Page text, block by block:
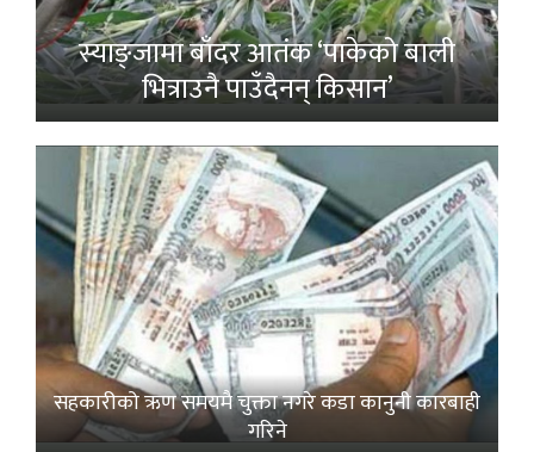
स्याङ्जामा बाँदर आतंक ‘पाकेको बाली
भित्राउनै पाउँदैनन् किसान’
सहकारीको ऋण समयमै चुक्ता नगरे कडा कानुनी कारबाही
गरिने